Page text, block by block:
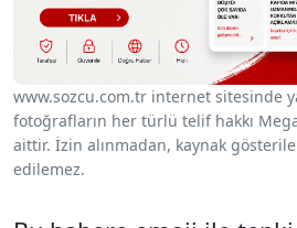
www.sozcu.com.tr internet sitesinde
fotoğrafların her türlü telif hakkı
aittir. İzin alınmadan, kaynak
edilemez.